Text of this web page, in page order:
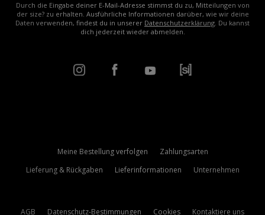
Durch die Eingabe deiner E-Mail-Adresse stimmst du zu, Mitteilungen von
der size? zu erhalten. Ausführliche Informationen darüber, wie wir deine
Daten verwenden, findest du in unserer Datenschutzerklärung. Du kannst
dich jederzeit wieder abmelden.
Meine Bestellung verfolgen
Zahlungsarten
Lieferung & Rückgaben
Lieferinformationen Unternehmen
AGB Datenschutz-Bestimmungen Cookies Kontaktiere uns